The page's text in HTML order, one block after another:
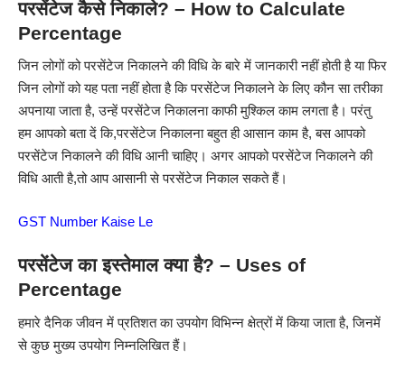
परसेंटेज कैसे निकाले? – How to Calculate
Percentage
जिन लोगों को परसेंटेज निकालने की विधि के बारे में जानकारी नहीं होती है या फिर
जिन लोगों को यह पता नहीं होता है कि परसेंटेज निकालने के लिए कौन सा तरीका
अपनाया जाता है, उन्हें परसेंटेज निकालना काफी मुश्किल काम लगता है। परंतु
हम आपको बता दें कि,परसेंटेज निकालना बहुत ही आसान काम है, बस आपको
परसेंटेज निकालने की विधि आनी चाहिए। अगर आपको परसेंटेज निकालने की
विधि आती है,तो आप आसानी से परसेंटेज निकाल सकते हैं।
GST Number Kaise Le
परसेंटेज का इस्तेमाल क्या है? – Uses of
Percentage
हमारे दैनिक जीवन में प्रतिशत का उपयोग विभिन्न क्षेत्रों में किया जाता है, जिनमें
से कुछ मुख्य उपयोग निम्नलिखित हैं।